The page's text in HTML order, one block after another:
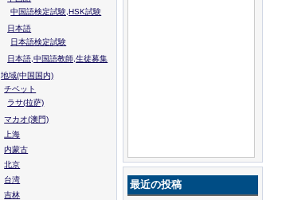
中国語検定試験,HSK試験
日本語
日本語検定試験
日本語,中国語教師,生徒募集
地域(中国国内)
チベット
ラサ(拉萨)
マカオ(澳門)
上海
内蒙古
北京
台湾
吉林
最近の投稿